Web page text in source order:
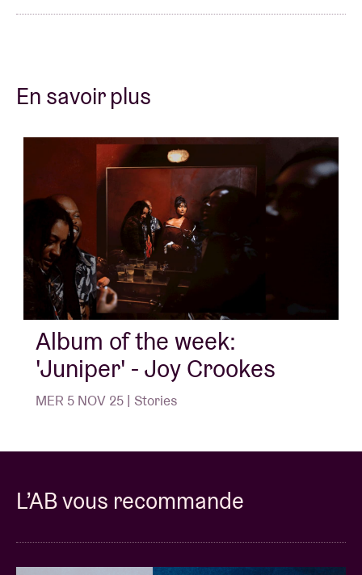
En savoir plus
Album of the week:
'Juniper' - Joy Crookes
MER 5 NOV 25 | Stories
L’AB vous recommande